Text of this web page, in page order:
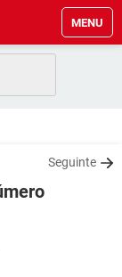
MENU
Seguinte